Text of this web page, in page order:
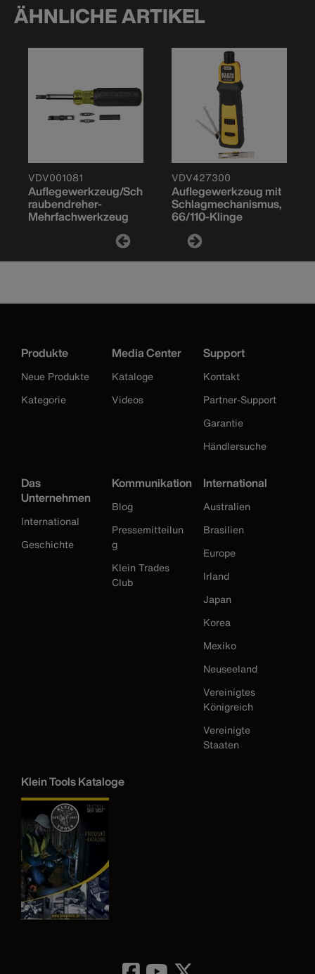
ÄHNLICHE ARTIKEL
VDV001081
Auflegewerkzeug/Sch
raubendreher-
Mehrfachwerkzeug
VDV427300
Auflegewerkzeug mit
Schlagmechanismus,
66/110-Klinge
Produkte
Neue Produkte
Kategorie
Media Center
Kataloge
Videos
Support
Kontakt
Partner-Support
Garantie
Händlersuche
Das
Unternehmen
International
Geschichte
Kommunikation
Blog
Pressemitteilun
g
Klein Trades
Club
International
Australien
Brasilien
Europe
Irland
Japan
Korea
Mexiko
Neuseeland
Vereinigtes
Königreich
Vereinigte
Staaten
Klein Tools Kataloge